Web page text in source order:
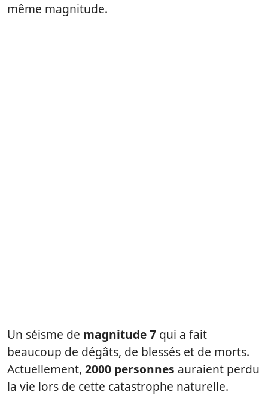
même magnitude.
Un séisme de magnitude 7 qui a fait
beaucoup de dégâts, de blessés et de morts.
Actuellement, 2000 personnes auraient perdu
la vie lors de cette catastrophe naturelle.